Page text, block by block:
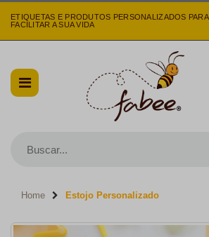
ETIQUETAS E PRODUTOS PERSONALIZADOS PARA
FACILITAR A SUA VIDA
Home Estojo Personalizado